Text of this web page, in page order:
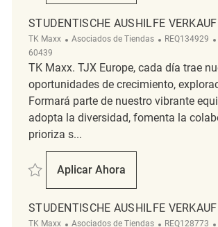
STUDENTISCHE AUSHILFE
TK Maxx Categoría
Asociados de Tiendas ReqId
REQ134929
60439
TK Maxx. TJX Europe, cada día trae
oportunidades de crecimiento,
Formará parte de nuestro vibrante
adopta la diversidad, fomenta la
prioriza s...
Salvar Studentische Aushilfe Verkauf (m/w/d)
Aplicar Ahora
Studentische Aushilfe
STUDENTISCHE AUSHILFE
TK Maxx Categoría
Asociados de Tiendas ReqId
REQ128773